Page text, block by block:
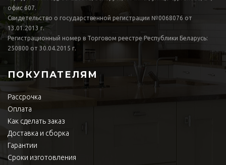
офис 607.
Свидетельство о государственной регистрации №0068076 от
13.01.2013 г.
Регистрационный номер в Торговом реестре Республики Беларусь:
250800 от 30.04.2015 г.
ПОКУПАТЕЛЯМ
Рассрочка
Оплата
Как сделать заказ
Доставка и сборка
Гарантии
Сроки изготовления